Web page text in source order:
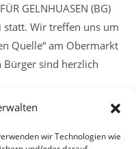
wir Technologien wie
GELNHUASEN (BG)
statt. Wir treffen uns um
Quelle“ am Obermarkt
Bürger sind herzlich